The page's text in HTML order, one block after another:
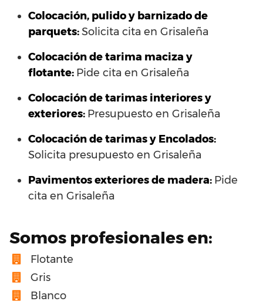
Colocación, pulido y barnizado de
parquets:Solicita cita en Grisaleña
Colocación de tarima maciza y
flotante: Pide cita en Grisaleña
Colocación de tarimas interiores y
exteriores: Presupuesto en Grisaleña
Colocación de tarimas y Encolados:
Solicita presupuesto en Grisaleña
Pavimentos exteriores de madera: Pide
cita en Grisaleña
Somos profesionales en:
Flotante
Gris
Blanco